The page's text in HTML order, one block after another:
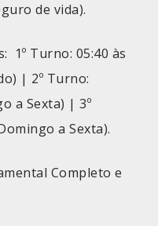
de vida).
1º Turno: 05:40 às
| 2º Turno:
a Sexta) | 3º
a Sexta).
Completo e